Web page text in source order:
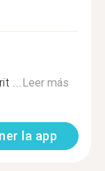
...Leer más
la app